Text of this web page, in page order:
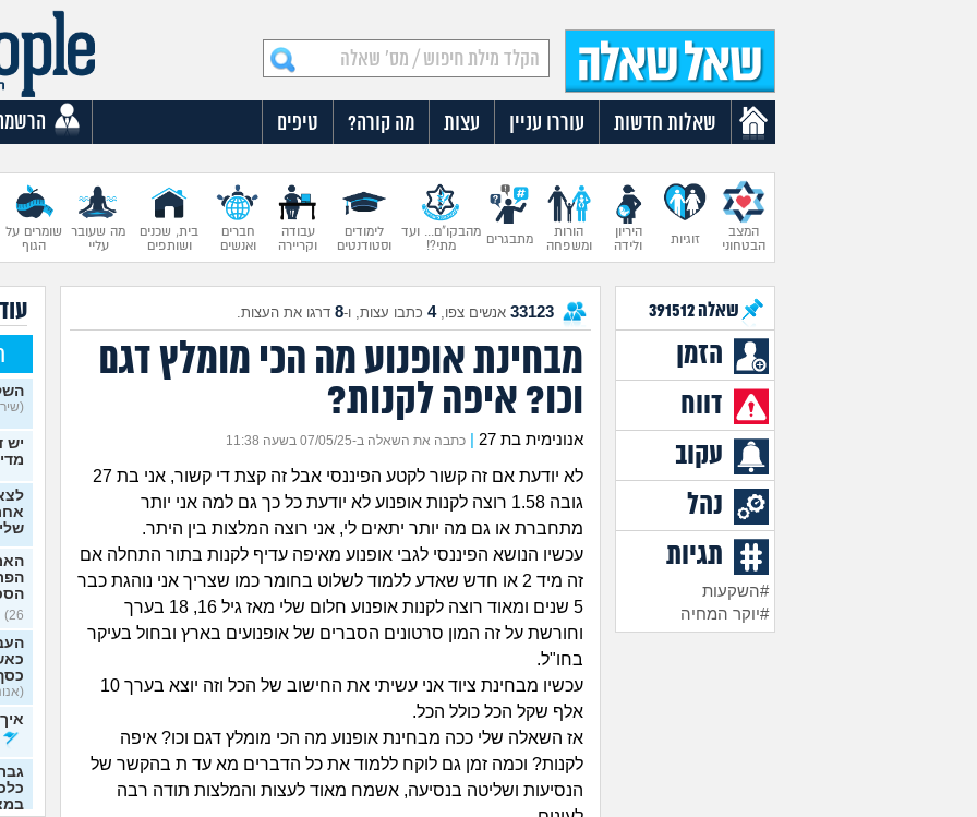
שאלות חדשות עוררו עניין עצות מה קורה? טיפים
המצב
הבטחוני
זוגיות
היריון
ולידה
הורות
ומשפחה
מתבגרים
מהבקו"ם... ועד
מתי?!
לימודים
וסטודנטים
עבודה
וקריירה
חברים
ואנשים
בית, שכנים
ושותפים
מה שעובר
עליי
שומרים על
הגוף
שאלה391512
הזמן
דווח
עקוב
נהל
תגיות
#השקעות
#יוקר המחיה
33123 אנשים צפו,4 כתבו עצות, ו-8 דרגו את העצות.
מבחינת אופנוע מה הכי מומלץ דגם
וכו? איפה לקנות?
אנונימית בת 27 כתבה את השאלה ב-07/05/25 בשעה 11:38
לא יודעת אם זה קשור לקטע הפיננסי אבל זה קצת די קשור, אני בת 27
גובה 1.58 רוצה לקנות אופנוע לא יודעת כל כך גם למה אני יותר
מתחברת או גם מה יותר יתאים לי, אני רוצה המלצות בין היתר.
עכשיו הנושא הפיננסי לגבי אופנוע מאיפה עדיף לקנות בתור התחלה אם
זה מיד 2 או חדש שאדע ללמוד לשלוט בחומר כמו שצריך אני נוהגת כבר
5 שנים ומאוד רוצה לקנות אופנוע חלום שלי מאז גיל 16, 18 בערך
וחורשת על זה המון סרטונים הסברים של אופנועים בארץ ובחול בעיקר
בחו"ל.
עכשיו מבחינת ציוד אני עשיתי את החישוב של הכל וזה יוצא בערך 10
אלף שקל הכל כולל הכל.
אז השאלה שלי ככה מבחינת אופנוע מה הכי מומלץ דגם וכו? איפה
לקנות? וכמה זמן גם לוקח ללמוד את כל הדברים מא עד ת בהקשר של
הנסיעות ושליטה בנסיעה, אשמח מאוד לעצות והמלצות תודה רבה
יש
26)